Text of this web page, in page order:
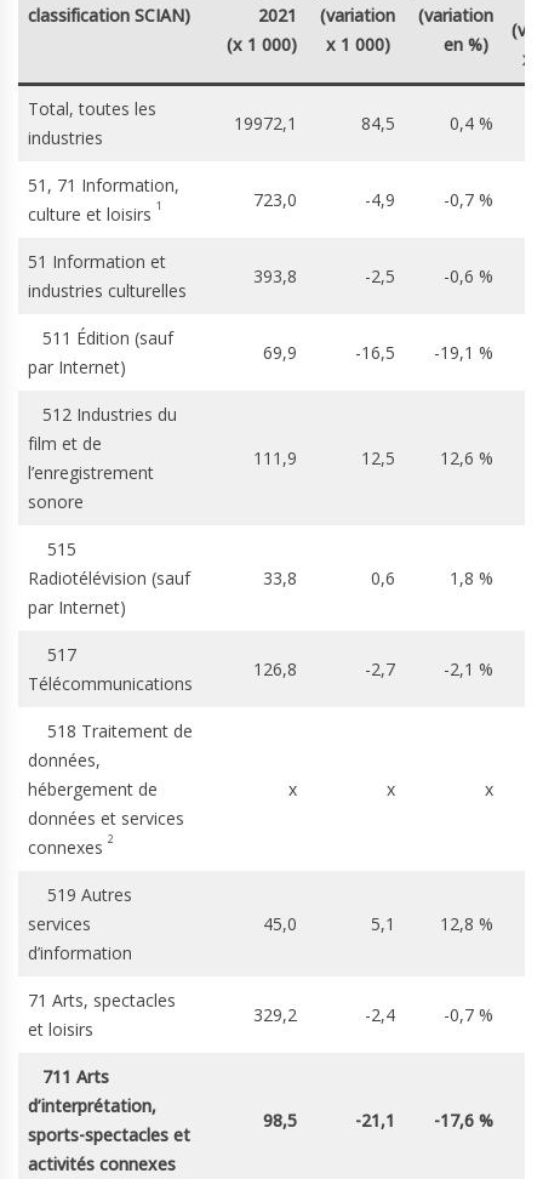
classification SCIAN)
2021
(x 1 000)
(variation
x 1 000)
(variation
en %)
x
Total, toutes les
industries
19972,1 84,5 0,4 %
51, 71 Information,
culture et loisirs 1 723,0 -4,9 -0,7 %
51 Information et
industries culturelles
393,8 -2,5 -0,6 %
511 Édition (sauf
par Internet)
69,9 -16,5 -19,1 %
512 Industries du
film et de
l’enregistrement
sonore
111,9 12,5 12,6 %
515
Radiotélévision (sauf
par Internet)
33,8 0,6 1,8 %
517
Télécommunications
126,8 -2,7 -2,1 %
518 Traitement de
données,
hébergement de
données et services
connexes 2
x x x
519 Autres
services
d’information
45,0 5,1 12,8 %
71 Arts, spectacles
et loisirs
329,2 -2,4 -0,7 %
711 Arts
d’interprétation,
sports-spectacles et
activités connexes
98,5 -21,1 -17,6 %